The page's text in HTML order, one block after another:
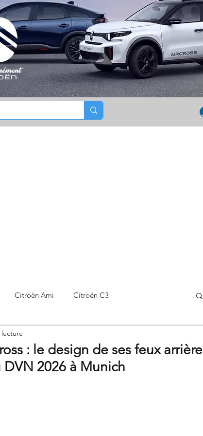
Citroën Ami Citroën C3
Citroën C4 X
Citroën Basalt Citroën Holidays
: le design de ses feux arrière
2026 à Munich